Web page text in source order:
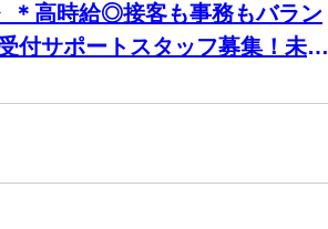
＊高時給◎接客も事務もバラン
付サポートスタッフ募集！未経